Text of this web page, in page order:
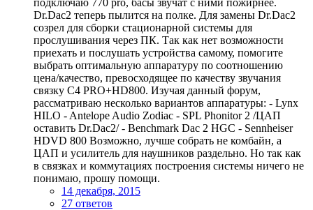
Dr.Dac2 теперь пылится на полке. Для замены Dr.Dac2
созрел для сборки стационарной системы для
прослушивания через ПК. Так как нет возможности
приехать и послушать устройства самому, помогите
выбрать оптимальную аппаратуру по соотношению
цена/качество, превосходящее по качеству звучания
связку С4 PRO+HD800. Изучая данный форум,
рассматриваю несколько вариантов аппаратуры: - Lynx
HILO - Antelope Audio Zodiac - SPL Phonitor 2 /ЦАП
оставить Dr.Dac2/ - Benchmark Dac 2 HGC - Sennheiser
HDVD 800 Возможно, лучше собрать не комбайн, а
ЦАП и усилитель для наушников раздельно. Но так как
в связках и коммутациях построения системы ничего не
понимаю, прошу помощи.
14 декабря, 2015
27 ответов